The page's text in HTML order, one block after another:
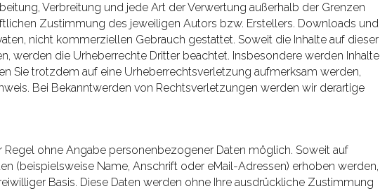
Verbreitung und jede Art der Verwertung außerhalb der Grenzen
Zustimmung des jeweiligen Autors bzw. Erstellers. Downloads und
nicht kommerziellen Gebrauch gestattet. Soweit die Inhalte auf dieser
werden die Urheberrechte Dritter beachtet. Insbesondere werden Inhalte
Sie trotzdem auf eine Urheberrechtsverletzung aufmerksam werden,
Bei Bekanntwerden von Rechtsverletzungen werden wir derartige
Regel ohne Angabe personenbezogener Daten möglich. Soweit auf
(beispielsweise Name, Anschrift oder eMail-Adressen) erhoben werden,
Basis. Diese Daten werden ohne Ihre ausdrückliche Zustimmung